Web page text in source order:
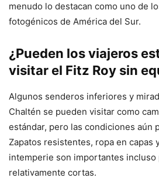
menudo lo destacan como uno de
fotogénicos de América del Sur.
¿Pueden los viajeros
visitar el Fitz Roy sin
Algunos senderos inferiores y
Chaltén se pueden visitar como
estándar, pero las condiciones aún
Zapatos resistentes, ropa en capas
intemperie son importantes incluso
relativamente cortas.